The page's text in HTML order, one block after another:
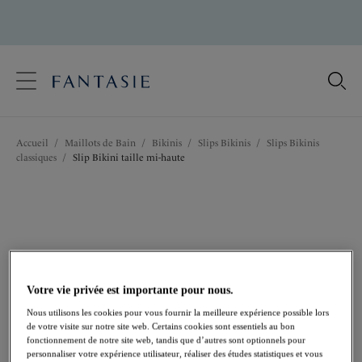
Langue
Accueil / Maillots de Bain / Bikinis / Slips Bikinis /
Slips Bikinis
classiques / Slip Bikini taille mi-haute
Votre vie privée est importante pour nous.
Nous utilisons les cookies pour vous fournir la meilleure expérience possible lors
de votre visite sur notre site web. Certains cookies sont essentiels au bon
fonctionnement de notre site web, tandis que d’autres sont optionnels pour
personnaliser votre expérience utilisateur, réaliser des études statistiques et vous